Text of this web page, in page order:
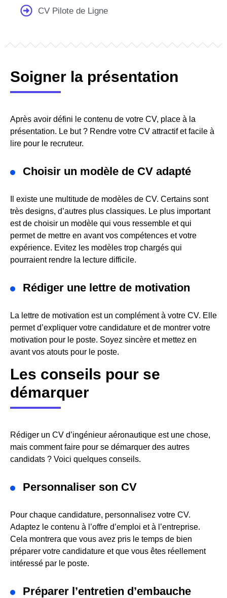
CV Pilote de Ligne
Soigner la présentation
Après avoir défini le contenu de votre CV, place à la
présentation. Le but ? Rendre votre CV attractif et facile à
lire pour le recruteur.
Choisir un modèle de CV adapté
Il existe une multitude de modèles de CV. Certains sont
très designs, d’autres plus classiques. Le plus important
est de choisir un modèle qui vous ressemble et qui
permet de mettre en avant vos compétences et votre
expérience. Evitez les modèles trop chargés qui
pourraient rendre la lecture difficile.
Rédiger une lettre de motivation
La lettre de motivation est un complément à votre CV. Elle
permet d’expliquer votre candidature et de montrer votre
motivation pour le poste. Soyez sincère et mettez en
avant vos atouts pour le poste.
Les conseils pour se
démarquer
Rédiger un CV d’ingénieur aéronautique est une chose,
mais comment faire pour se démarquer des autres
candidats ? Voici quelques conseils.
Personnaliser son CV
Pour chaque candidature, personnalisez votre CV.
Adaptez le contenu à l’offre d’emploi et à l’entreprise.
Cela montrera que vous avez pris le temps de bien
préparer votre candidature et que vous êtes réellement
intéressé par le poste.
Préparer l’entretien d’embauche